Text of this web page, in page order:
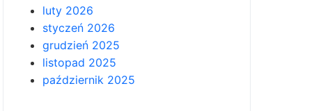
luty 2026
styczeń 2026
grudzień 2025
listopad 2025
październik 2025